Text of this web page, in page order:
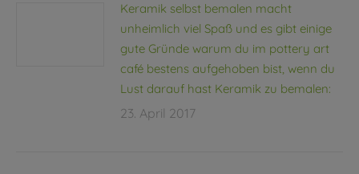
Keramik selbst bemalen macht
unheimlich viel Spaß und es gibt einige
gute Gründe warum du im pottery art
café bestens aufgehoben bist, wenn du
Lust darauf hast Keramik zu bemalen:
23. April 2017